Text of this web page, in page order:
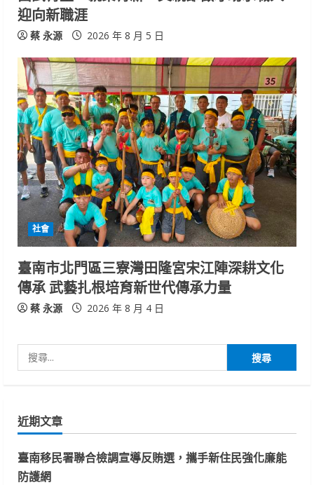
迎向新職涯
蔡 永源 2026 年 8 月 5 日
社會
臺南市北門區三寮灣田隆宮宋江陣深耕文化
傳承 武藝扎根培育新世代傳承力量
蔡 永源 2026 年 8 月 4 日
尋
字:
近期文章
臺南移民署聯合檢調宣導反賄選，攜手新住民強化廉能
防護網